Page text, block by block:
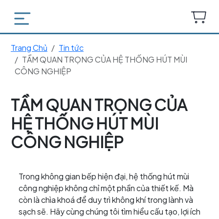
Trang Chủ
Tin tức
TẦM QUAN TRỌNG CỦA HỆ THỐNG HÚT MÙI
CÔNG NGHIỆP
TẦM QUAN TRỌNG CỦA
HỆ THỐNG HÚT MÙI
CÔNG NGHIỆP
Trong không gian bếp hiện đại, hệ thống hút mùi
công nghiệp không chỉ một phần của thiết kế. Mà
còn là chìa khoá để duy trì không khí trong lành và
sạch sẽ. Hãy cùng chúng tôi tìm hiểu cấu tạo, lợi ích